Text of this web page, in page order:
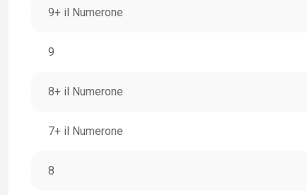
9+ il Numerone
9
8+ il Numerone
7+ il Numerone
8